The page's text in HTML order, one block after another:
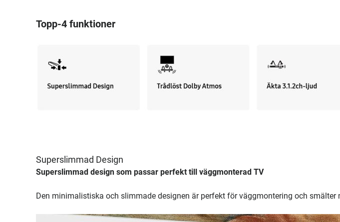
Topp-4 funktioner
Superslimmad Design
Superslimmad design som passar perfekt till väggmonterad TV
Den minimalistiska och slimmade designen är perfekt för väggmontering och smälter